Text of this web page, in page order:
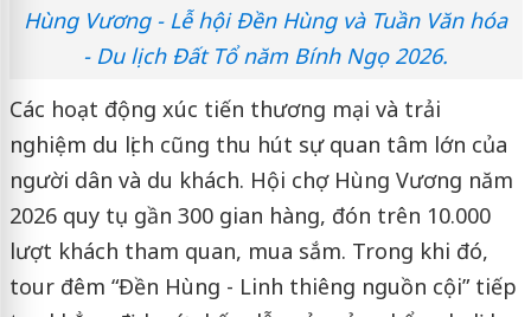
Hùng Vương - Lễ hội Đền Hùng và Tuần Văn hóa
- Du lịch Đất Tổ năm Bính Ngọ 2026.
Các hoạt động xúc tiến thương mại và trải
nghiệm du lịch cũng thu hút sự quan tâm lớn của
người dân và du khách. Hội chợ Hùng Vương năm
2026 quy tụ gần 300 gian hàng, đón trên 10.000
lượt khách tham quan, mua sắm. Trong khi đó,
tour đêm “Đền Hùng - Linh thiêng nguồn cội” tiếp